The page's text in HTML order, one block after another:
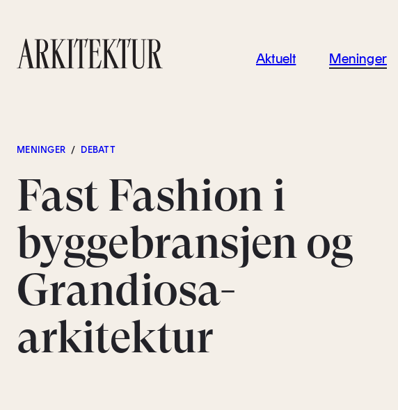
Aktuelt Meninger
MENINGER / DEBATT
Fast Fashion i
byggebransjen og
Grandiosa-
arkitektur